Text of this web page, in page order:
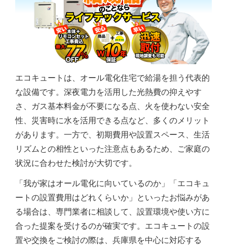
エコキュートは、オール電化住宅で給湯を担う代表的
な設備です。深夜電力を活用した光熱費の抑えやす
さ、ガス基本料金が不要になる点、火を使わない安全
性、災害時に水を活用できる点など、多くのメリット
があります。一方で、初期費用や設置スペース、生活
リズムとの相性といった注意点もあるため、ご家庭の
状況に合わせた検討が大切です。
「我が家はオール電化に向いているのか」「エコキュ
ートの設置費用はどれくらいか」といったお悩みがあ
る場合は、専門業者に相談して、設置環境や使い方に
合った提案を受けるのが確実です。エコキュートの設
置や交換をご検討の際は、兵庫県を中心に対応する